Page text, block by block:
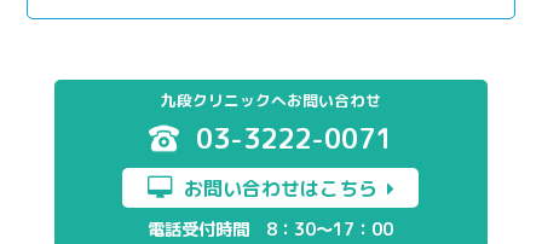
九段クリニックへお問い合わせ
03-3222-0071
お問い合わせはこちら
電話受付時間 8：30～17：00